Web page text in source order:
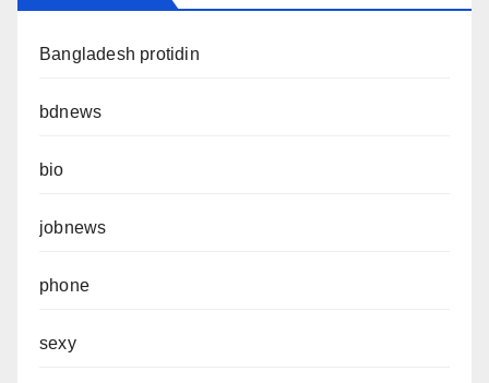
Bangladesh protidin
bdnews
bio
jobnews
phone
sexy